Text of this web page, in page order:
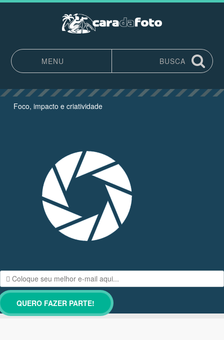
MENU
BUSCA
Foco, impacto e criatividade